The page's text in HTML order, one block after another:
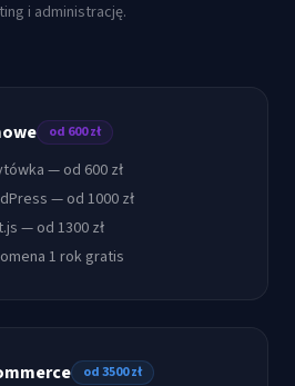
i administrację.
od 600 zł
— od 600 zł
— od 1000 zł
— od 1300 zł
1 rok gratis
od 3500 zł